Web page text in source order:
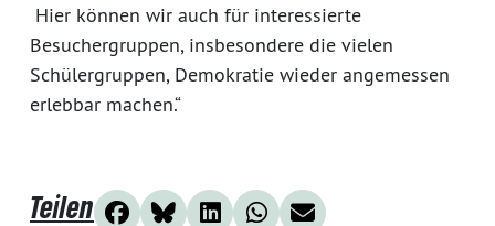
Hier können wir auch für interessierte
Besuchergruppen, insbesondere die vielen
Schülergruppen, Demokratie wieder angemessen
erlebbar machen.“
Teilen